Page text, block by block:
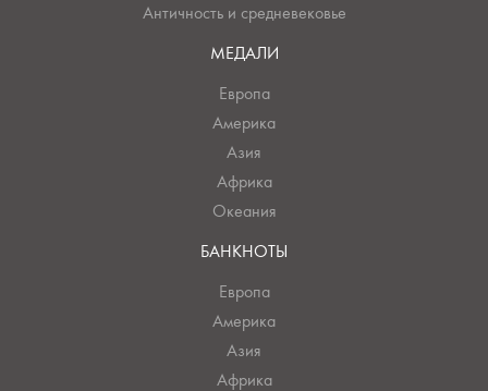
Античность и средневековье
МЕДАЛИ
Европа
Америка
Азия
Африка
Океания
БАНКНОТЫ
Европа
Америка
Азия
Африка